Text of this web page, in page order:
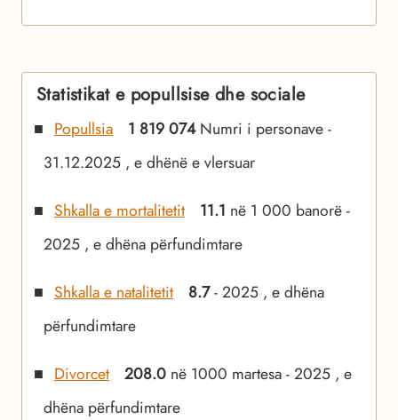
Statistikat e popullsise dhe sociale
Popullsia 1 819 074Numri i personave -
31.12.2025 , e dhënë e vlersuar
Shkalla e mortalitetit 11.1 në 1 000 banorë -
2025 , e dhëna përfundimtare
Shkalla e natalitetit 8.7- 2025 , e dhëna
përfundimtare
Divorcet 208.0 në 1000 martesa - 2025 , e
dhëna përfundimtare